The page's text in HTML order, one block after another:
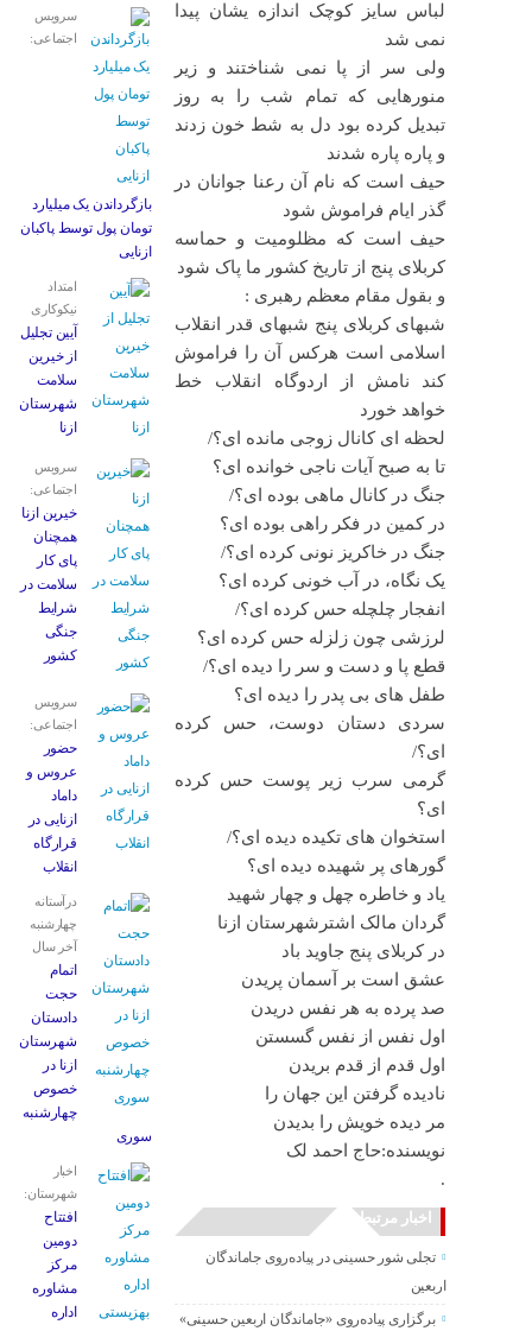
لباس سایز کوچک اندازه یشان پیدا
نمی شد
ولی سر از پا نمی شناختند و زیر
منورهایی که تمام شب را به روز
تبدیل کرده بود دل به شط خون زدند
و پاره پاره شدند
حیف است که نام آن رعنا جوانان در
گذر ایام فراموش شود
حیف است که مظلومیت و حماسه
کربلای پنج از تاریخ کشور ما پاک شود
و بقول مقام معظم رهبری :
شبهای کربلای پنج شبهای قدر انقلاب
اسلامی است هرکس آن را فراموش
کند نامش از اردوگاه انقلاب خط
خواهد خورد
لحظه ای كانال زوجی مانده ای؟/
تا به صبح آيات ناجی خوانده ای؟
جنگ در كانال ماهی بوده ای؟/
در كمين در فكر راهی بوده ای؟
جنگ در خاكريز نونی كرده ای؟/
يک نگاه، در آب خونی كرده ای؟
انفجار چلچله حس كرده ای؟/
لرزشی چون زلزله حس كرده ای؟
قطع پا و دست و سر را ديده ای؟/
طفل های بی پدر را ديده ای؟
سردی دستان دوست، حس كرده
ای؟/
گرمی سرب زير پوست حس كرده
ای؟
استخوان های تكيده ديده ای؟/
گورهای پر شهيده ديده ای؟
یاد و خاطره چهل و چهار شهید
گردان مالک اشترشهرستان ازنا
در کربلای پنج جاوید باد
عشق است بر آسمان پریدن
صد پرده به هر نفس دریدن
اول نفس از نفس گسستن
اول قدم از قدم بریدن
نادیده گرفتن این جهان را
مر دیده خویش را بدیدن
نویسنده:حاج احمد لک
.
اخبار مرتبط
تجلی شور حسینی در پیاده‌روی جاماندگان
اربعین
برگزاری پیاده‌روی «جاماندگان اربعین حسینی»
سرویس
اجتماعی:
بازگرداندن یک میلیارد
تومان پول توسط پاکبان
ازنایی
امتداد
نیکوکاری
آیین تجلیل
از خیرین
سلامت
شهرستان
ازنا
سرویس
اجتماعی:
خیرین ازنا
همچنان
پای کار
سلامت در
شرایط
جنگی
کشور
سرویس
اجتماعی:
حضور
عروس و
داماد
ازنایی در
قرارگاه
انقلاب
درآستانه
چهارشنبه
آخر سال
اتمام
حجت
دادستان
شهرستان
ازنا در
خصوص
چهارشنبه
‌سوری
اخبار
شهرستان:
افتتاح
دومین
مرکز
مشاوره
اداره